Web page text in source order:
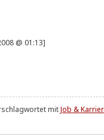
@ 01:13]
mitJob &